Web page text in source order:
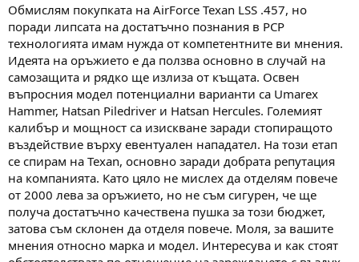
т
а
Обмислям покупката на AirForce Texan LSS .457, но
поради липсата на достатъчно познания в PCP
технологията имам нужда от компетентните ви мнения.
Идеята на оръжието е да ползва основно в случай на
самозащита и рядко ще излиза от къщата. Освен
въпросния модел потенциални варианти са Umarex
Hammer, Hatsan Piledriver и Hatsan Hercules. Големият
калибър и мощност са изискване заради стопиращото
въздействие върху евентуален нападател. На този етап
се спирам на Texan, основно заради добрата репутация
на компанията. Като цяло не мислех да отделям повече
от 2000 лева за оръжието, но не съм сигурен, че ще
получа достатъчно качествена пушка за този бюджет,
затова съм склонен да отделя повече. Моля, за вашите
мнения относно марка и модел. Интересува и как стоят